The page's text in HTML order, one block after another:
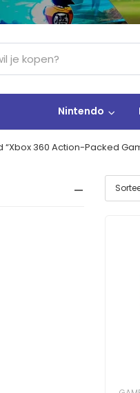
Nintendo
360 Action-Packed